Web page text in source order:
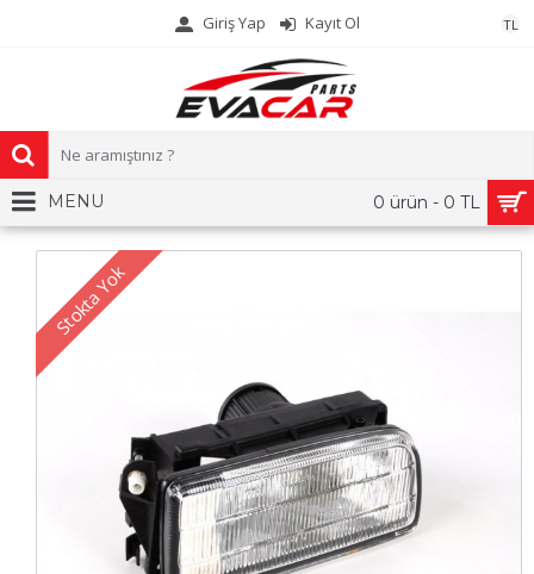
TL
Giriş Yap Kayıt Ol
0 ürün - 0 TL
MENU
Stokta Yok